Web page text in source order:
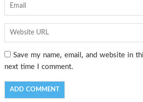
Save my name, email, and website in
next time I comment.